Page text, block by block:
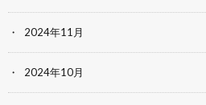
2024年11月
2024年10月